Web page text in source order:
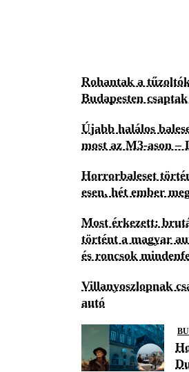
Rohantak a
Budapesten
Újabb halálos
most az M3-ason –
Horrorbaleset
esen, hét ember
Most érkezett:
történt a magyar
és roncsok
Villanyoszlopnak
autó